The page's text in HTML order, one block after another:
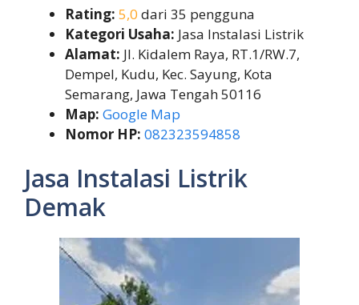
Rating: 5,0 dari 35 pengguna
Kategori Usaha: Jasa Instalasi Listrik
Alamat: Jl. Kidalem Raya, RT.1/RW.7,
Dempel, Kudu, Kec. Sayung, Kota
Semarang, Jawa Tengah 50116
Map: Google Map
Nomor HP: 082323594858
Jasa Instalasi Listrik
Demak